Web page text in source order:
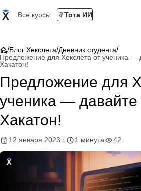
Все курсы Тота ИИ
/Блог Хекслета/Дневник студента/
Предложение для Хекслета от ученика —
Хакатон!
Предложение для
ученика — давайте
Хакатон!
12 января 2023 г. 1 минута 42